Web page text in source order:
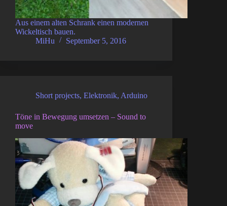
Aus einem alten Schrank einen modernen
Wickeltisch bauen.
MiHu
September 5, 2016
Short projects, Elektronik, Arduino
Töne in Bewegung umsetzen – Sound to
move